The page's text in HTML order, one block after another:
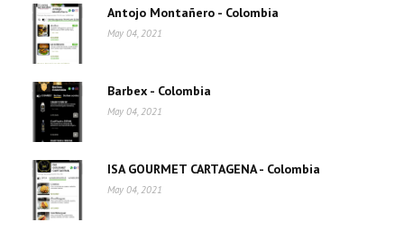
Antojo Montañero - Colombia
May 04, 2021
Barbex - Colombia
May 04, 2021
ISA GOURMET CARTAGENA - Colombia
May 04, 2021